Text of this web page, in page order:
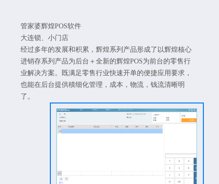
管家婆辉煌POS软件
大连锁、小门店
经过多年的发展和积累，辉煌系列产品形成了以辉煌核心
进销存系列产品为后台＋全新的辉煌POS为前台的零售行
业解决方案。既满足零售行业快速开单的便捷应用要求，
也能在后台提供積细化管理，成本，物流，钱流清晰明
了。